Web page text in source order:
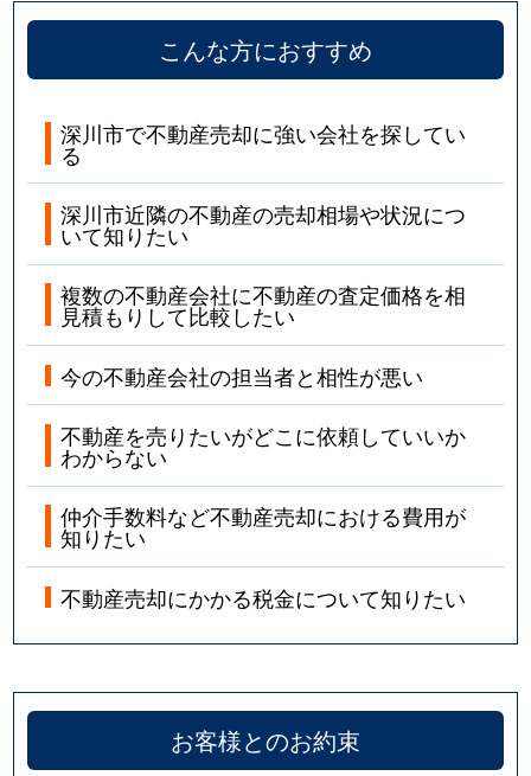
こんな方におすすめ
深川市で不動産売却に強い会社を探してい
る
深川市近隣の不動産の売却相場や状況につ
いて知りたい
複数の不動産会社に不動産の査定価格を相
見積もりして比較したい
今の不動産会社の担当者と相性が悪い
不動産を売りたいがどこに依頼していいか
わからない
仲介手数料など不動産売却における費用が
知りたい
不動産売却にかかる税金について知りたい
お客様とのお約束